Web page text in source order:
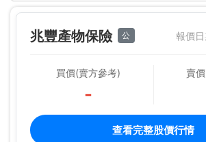
兆豐產物保險 公 報價
買價(賣方參考)
-
賣
查看完整股價行情